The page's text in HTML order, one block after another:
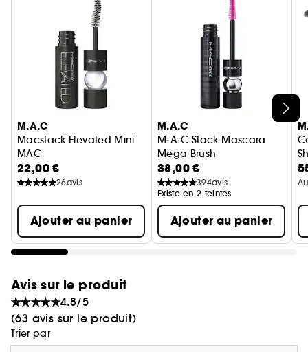
Ignorer le carrousel produits
M.A.C
Macstack Elevated Mini
MAC
Mascara recourbant et volumisant
22,00 €
26avis
Ajouter au panier
M.A.C
M·A·C Stack Mascara
Mega Brush
Mascara Volume et Longueur
38,00 €
394avis
Existe en 2 teintes
Ajouter au panier
Avis sur le produit
4.8/5
(63 avis sur le produit)
Trier par